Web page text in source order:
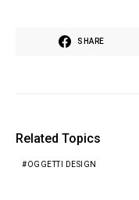
SHARE
Related Topics
OGGETTI DESIGN